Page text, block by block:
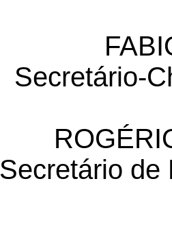
Secretário-
Secretário de